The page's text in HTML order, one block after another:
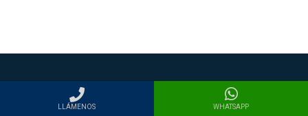
¿De qué nos encargamos?